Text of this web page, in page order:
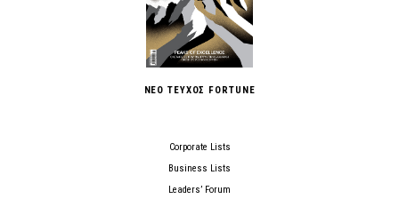
ΝΕΟ ΤΕΥΧΟΣ FORTUNE
Corporate Lists
Business Lists
Leaders’ Forum